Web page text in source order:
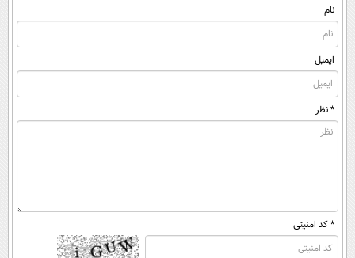
نام
ایمیل
* نظر
* کد امنیتی